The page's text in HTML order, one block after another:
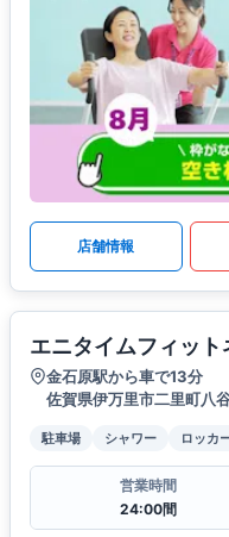
店舗情報
エニタイムフィッ
金石原駅から車で13分
佐賀県伊万里市二里町八
駐車場 シャワー ロッカ
営業時間
24:00間